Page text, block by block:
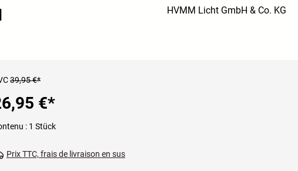
HVMM Licht GmbH & Co. KG
39,95 €*
€*
: 1 Stück
Prix TTC, frais de livraison en sus